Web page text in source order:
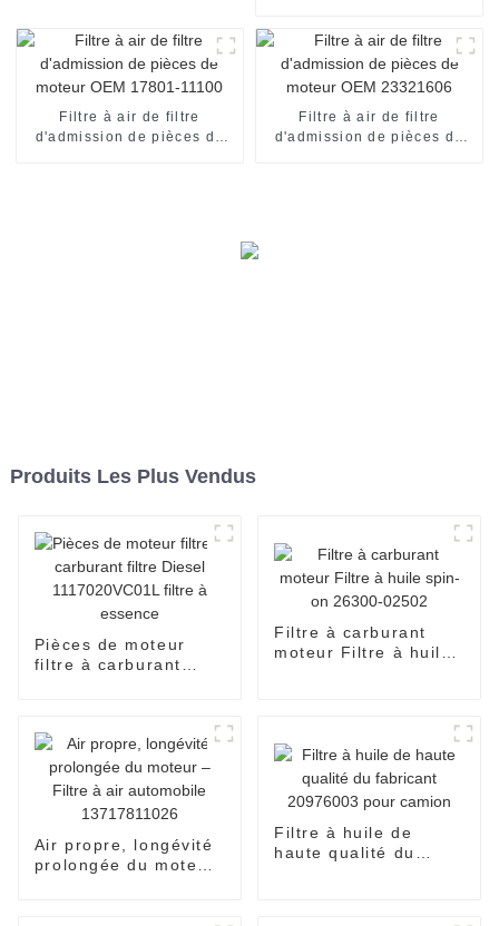
Filtre à air de filtre
d'admission de pièces de
Filtre à air de filtre
d'admission de pièces de
Produits Les Plus Vendus
Pièces de moteur
filtre à carburant
Filtre à carburant
moteur Filtre à huile
Air propre, longévité
prolongée du moteur
Filtre à huile de
haute qualité du